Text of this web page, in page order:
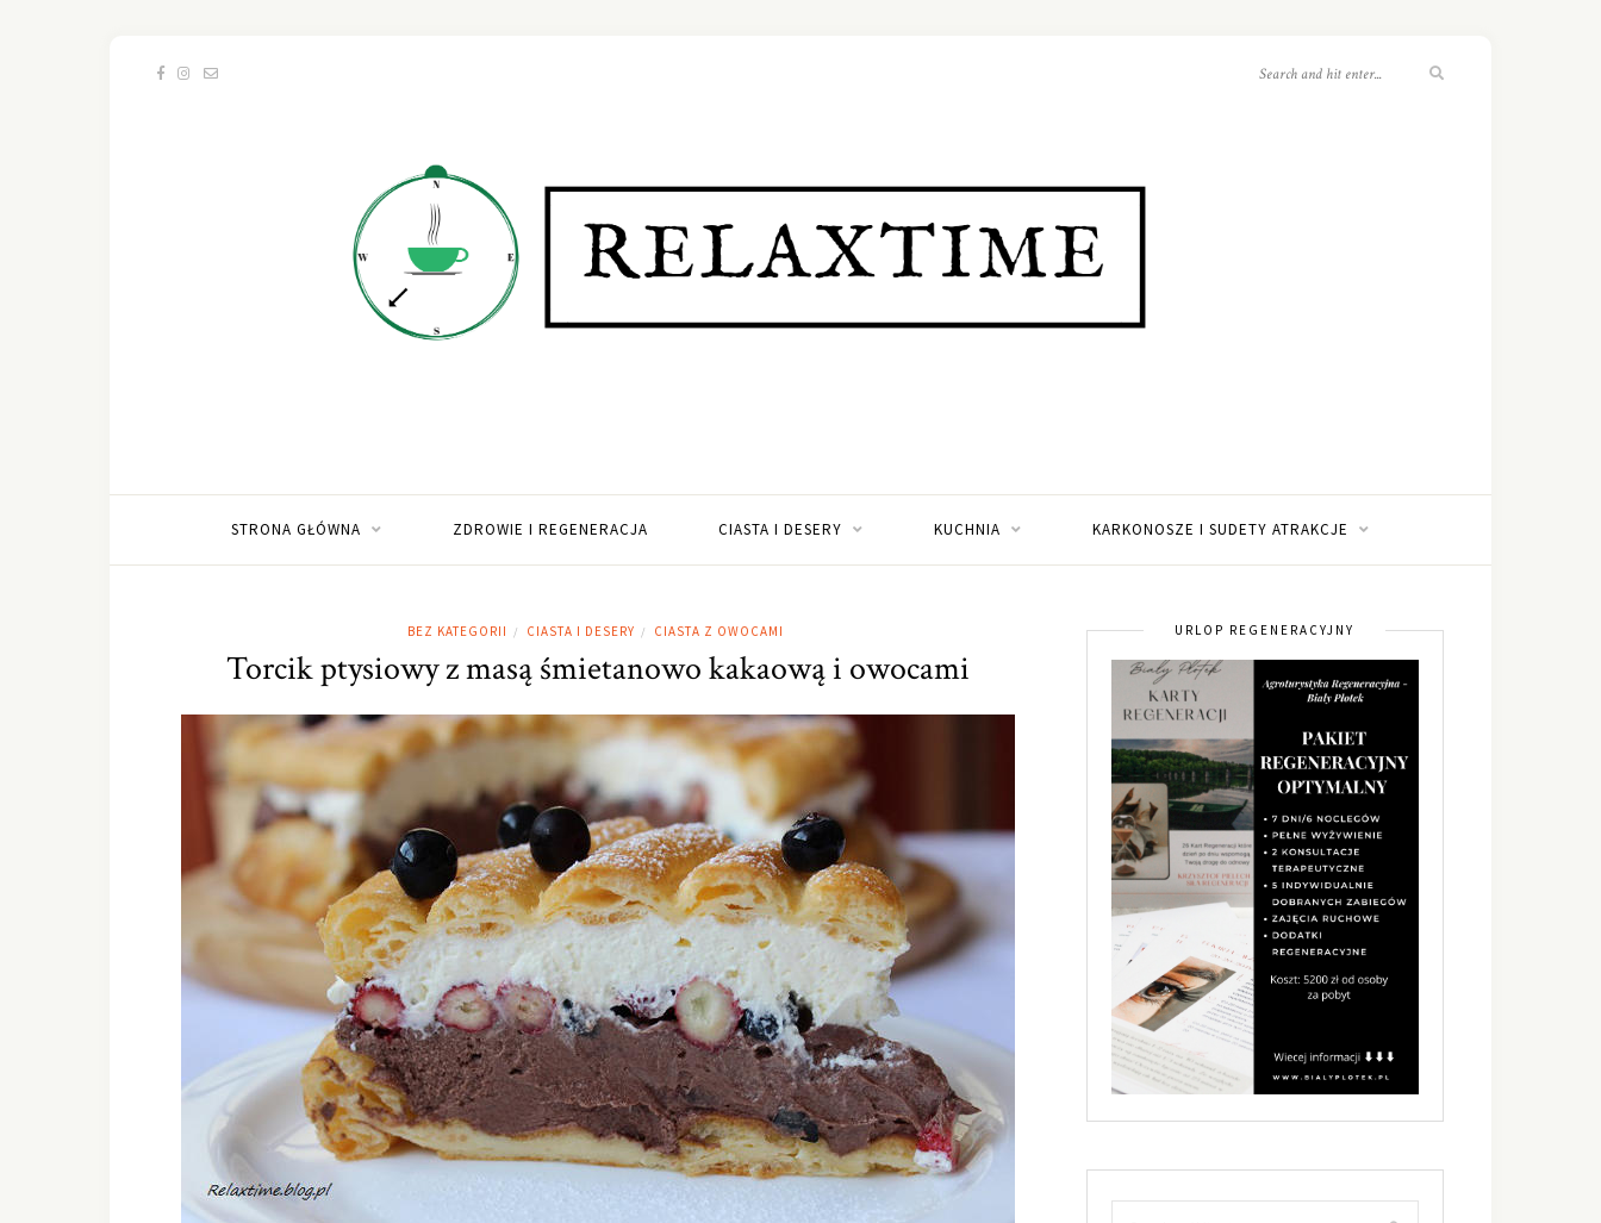
STRONA GŁÓWNA ZDROWIE I REGENERACJA CIASTA I DESERY KUCHNIA KARKONOSZE I SUDETY ATRAKCJE
BEZ KATEGORII / CIASTA I DESERY / CIASTA Z OWOCAMI
Torcik ptysiowy z masą śmietanowo kakaową i owocami
URLOP REGENERACYJNY